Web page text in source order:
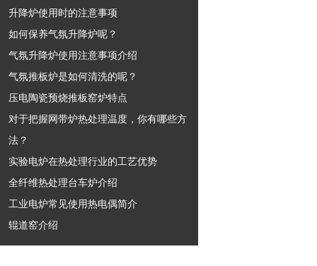
升降炉使用时的注意事项
如何保养气氛升降炉呢？
气氛升降炉使用注意事项介绍
气氛推板炉是如何清洗的呢？
压电陶瓷预烧推板窑炉特点
对于把握网带炉热处理温度，你有哪些方
法？
实验电炉在热处理行业的工艺优势
全纤维热处理台车炉介绍
工业电炉常见使用热电偶简介
辊道窑介绍